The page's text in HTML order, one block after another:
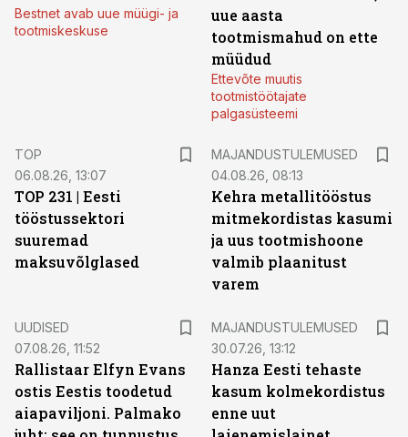
Bestnet avab uue müügi- ja
tootmiskeskuse
uue aasta
tootmismahud on ette
müüdud
Ettevõte muutis
tootmistöötajate
palgasüsteemi
TOP
06.08.26, 13:07
TOP 231 | Eesti
tööstussektori
suuremad
maksuvõlglased
MAJANDUSTULEMUSED
04.08.26, 08:13
Kehra metallitööstus
mitmekordistas kasumi
ja uus tootmishoone
valmib plaanitust
varem
UUDISED
07.08.26, 11:52
Rallistaar Elfyn Evans
ostis Eestis toodetud
aiapaviljoni. Palmako
MAJANDUSTULEMUSED
30.07.26, 13:12
Hanza Eesti tehaste
kasum kolmekordistus
enne uut